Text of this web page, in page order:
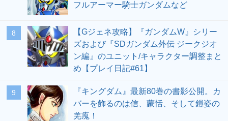
フルアーマー騎士ガンダムなど
8
【Gジェネ攻略】『ガンダムW』シリー
ズおよび『SDガンダム外伝 ジークジオ
ン編』のユニット/キャラクター調整まと
め【プレイ日記#61】
9
『キングダム』最新80巻の書影公開。カ
バーを飾るのは信、蒙恬、そして鎧姿の
羌瘣！